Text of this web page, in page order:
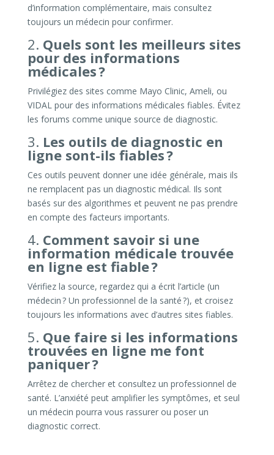
d’information complémentaire, mais consultez
toujours un médecin pour confirmer.
2. Quels sont les meilleurs sites
pour des informations
médicales ?
Privilégiez des sites comme Mayo Clinic, Ameli, ou
VIDAL pour des informations médicales fiables. Évitez
les forums comme unique source de diagnostic.
3. Les outils de diagnostic en
ligne sont-ils fiables ?
Ces outils peuvent donner une idée générale, mais ils
ne remplacent pas un diagnostic médical. Ils sont
basés sur des algorithmes et peuvent ne pas prendre
en compte des facteurs importants.
4. Comment savoir si une
information médicale trouvée
en ligne est fiable ?
Vérifiez la source, regardez qui a écrit l’article (un
médecin ? Un professionnel de la santé ?), et croisez
toujours les informations avec d’autres sites fiables.
5. Que faire si les informations
trouvées en ligne me font
paniquer ?
Arrêtez de chercher et consultez un professionnel de
santé. L’anxiété peut amplifier les symptômes, et seul
un médecin pourra vous rassurer ou poser un
diagnostic correct.